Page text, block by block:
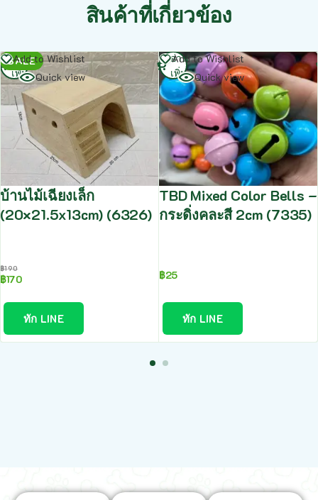
สินค้าที่เกี่ยวข้อง
SALE
Add to Wishlist
Quick view
บ้านไม้เฉียงเล็ก
(20×21.5x13cm) (6326)
฿190
฿170
ทัก LINE
อ่าน
เพิ่ม
Add to Wishlist
Quick view
TBD Mixed Color Bells –
กระดิ่งคละสี 2cm (7335)
฿25
ทัก LINE
อ่าน
เพิ่ม